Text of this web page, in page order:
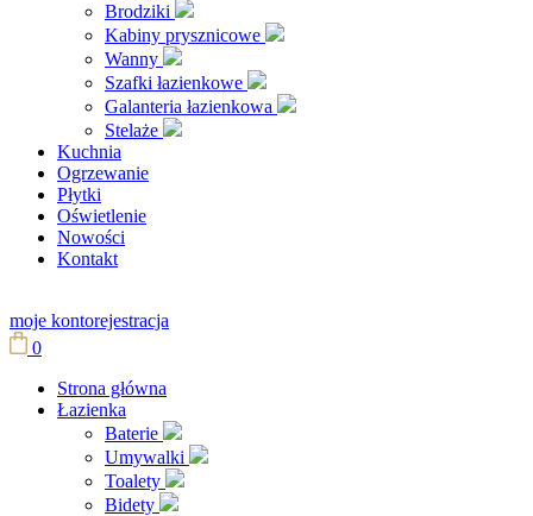
Brodziki
Kabiny prysznicowe
Wanny
Szafki łazienkowe
Galanteria łazienkowa
Stelaże
Kuchnia
Ogrzewanie
Płytki
Oświetlenie
Nowości
Kontakt
moje kontorejestracja
0
Strona główna
Łazienka
Baterie
Umywalki
Toalety
Bidety